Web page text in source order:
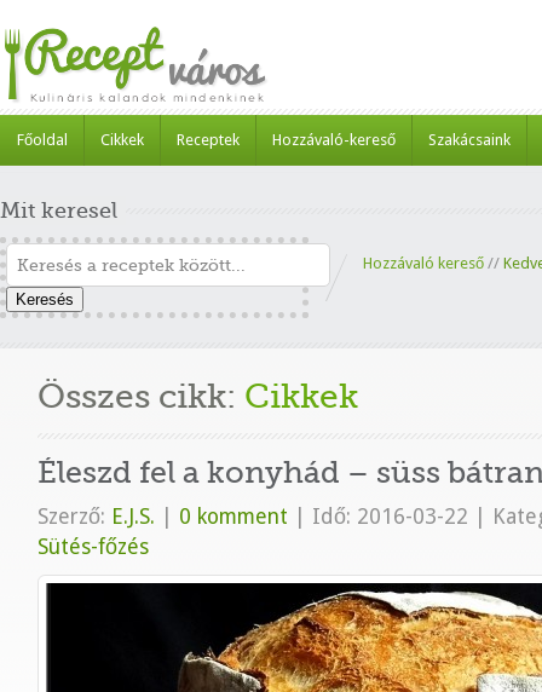
Főoldal Cikkek Receptek Hozzávaló-kereső Szakácsaink
Mit keresel
Keresés
Hozzávaló kereső //
Összes cikk: Cikkek
Éleszd fel a konyhád – süss
Szerző: E.J.S. 0 komment Idő: 2016-03-22
Sütés-főzés